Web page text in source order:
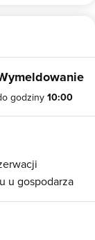
godziny 10:00
u gospodarza